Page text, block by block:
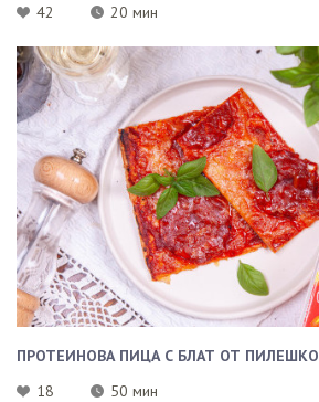
42
20 мин
ПРОТЕИНОВА ПИЦА С БЛАТ ОТ ПИЛЕШКО
18
50 мин